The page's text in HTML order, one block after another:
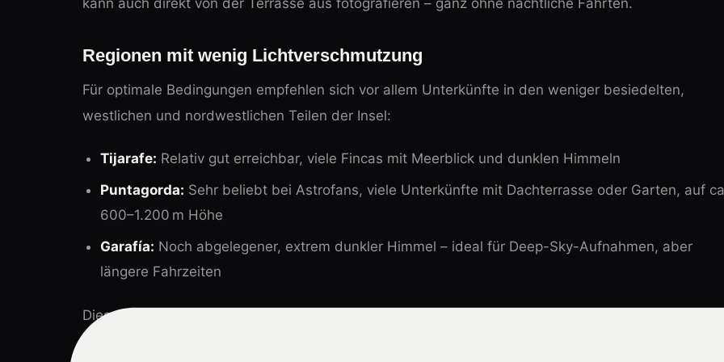
kann auch direkt von der Terrasse aus fotografieren – ganz ohne nächtliche Fahrten.
Regionen mit wenig Lichtverschmutzung
Für optimale Bedingungen empfehlen sich vor allem Unterkünfte in den weniger besiedelten,
westlichen und nordwestlichen Teilen der Insel:
Tijarafe: Relativ gut erreichbar, viele Fincas mit Meerblick und dunklen Himmeln
Puntagorda: Sehr beliebt bei Astrofans, viele Unterkünfte mit Dachterrasse oder Garten, auf
600–1.200 m Höhe
Garafía: Noch abgelegener, extrem dunkler Himmel – ideal für Deep-Sky-Aufnahmen, aber
längere Fahrzeiten
Diese Regionen profitieren davon, dass sie oberhalb der Lichtglocke von Los Llanos und El Paso